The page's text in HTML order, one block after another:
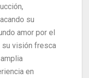
su
amor por el
su visión fresca
en